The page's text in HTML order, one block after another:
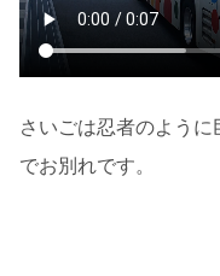
さいごは忍者のよう
でお別れです。